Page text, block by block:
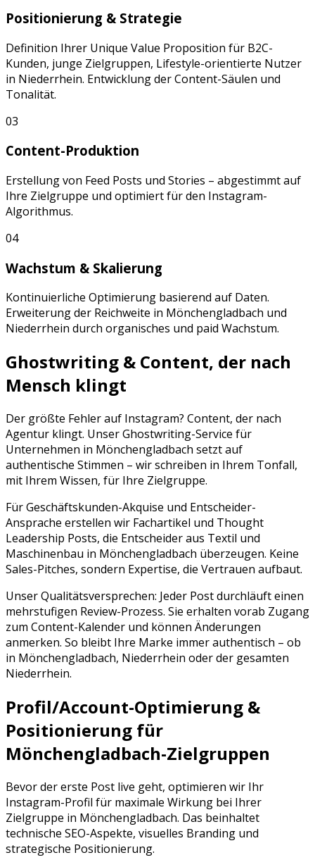
Positionierung & Strategie
Definition Ihrer Unique Value Proposition für B2C-
Kunden, junge Zielgruppen, Lifestyle-orientierte Nutzer
in Niederrhein. Entwicklung der Content-Säulen und
Tonalität.
03
Content-Produktion
Erstellung von Feed Posts und Stories – abgestimmt auf
Ihre Zielgruppe und optimiert für den Instagram-
Algorithmus.
04
Wachstum & Skalierung
Kontinuierliche Optimierung basierend auf Daten.
Erweiterung der Reichweite in Mönchengladbach und
Niederrhein durch organisches und paid Wachstum.
Ghostwriting & Content, der nach
Mensch klingt
Der größte Fehler auf Instagram? Content, der nach
Agentur klingt. Unser Ghostwriting-Service für
Unternehmen in Mönchengladbach setzt auf
authentische Stimmen – wir schreiben in Ihrem Tonfall,
mit Ihrem Wissen, für Ihre Zielgruppe.
Für Geschäftskunden-Akquise und Entscheider-
Ansprache erstellen wir Fachartikel und Thought
Leadership Posts, die Entscheider aus Textil und
Maschinenbau in Mönchengladbach überzeugen. Keine
Sales-Pitches, sondern Expertise, die Vertrauen aufbaut.
Unser Qualitätsversprechen: Jeder Post durchläuft einen
mehrstufigen Review-Prozess. Sie erhalten vorab Zugang
zum Content-Kalender und können Änderungen
anmerken. So bleibt Ihre Marke immer authentisch – ob
in Mönchengladbach, Niederrhein oder der gesamten
Niederrhein.
Profil/Account-Optimierung &
Positionierung für
Mönchengladbach-Zielgruppen
Bevor der erste Post live geht, optimieren wir Ihr
Instagram-Profil für maximale Wirkung bei Ihrer
Zielgruppe in Mönchengladbach. Das beinhaltet
technische SEO-Aspekte, visuelles Branding und
strategische Positionierung.